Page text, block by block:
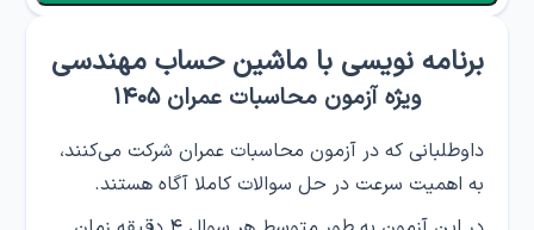
برنامه نویسی با ماشین حساب مهندسی
ویژه آزمون محاسبات عمران ۱۴۰۵
داوطلبانی که در آزمون محاسبات عمران شرکت می‌کنند،
به اهمیت سرعت در حل سوالات کاملا آگاه هستند.